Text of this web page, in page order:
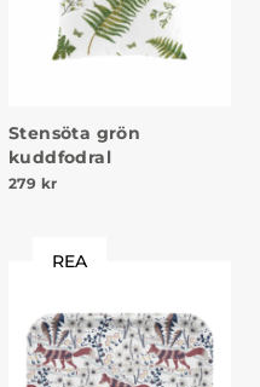
255 kr.
är: 149 kr.
Stensöta grön
kuddfodral
279 kr
REA